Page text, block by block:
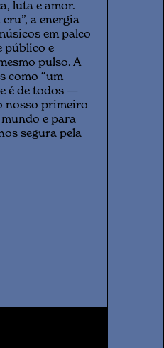
luta e amor.
a energia
em palco
público e
pulso. A
como “um
é de todos —
nosso primeiro
e para
segura pela